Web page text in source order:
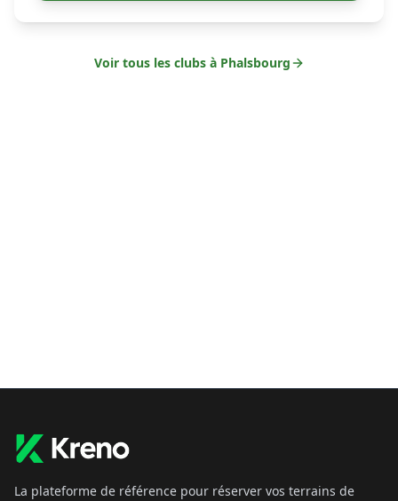
Voir tous les clubs à Phalsbourg
La plateforme de référence pour réserver vos terrains de